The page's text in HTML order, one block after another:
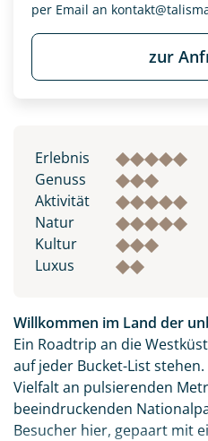
per Email an
zur
Erlebnis
Genuss
Aktivität
Natur
Kultur
Luxus
Willkommen im Land der
Ein Roadtrip an die
auf jeder Bucket-List
Vielfalt an pulsierenden
beeindruckenden
Besucher hier, gepaart mit
Datenschutz &
Kenntnis genommen und